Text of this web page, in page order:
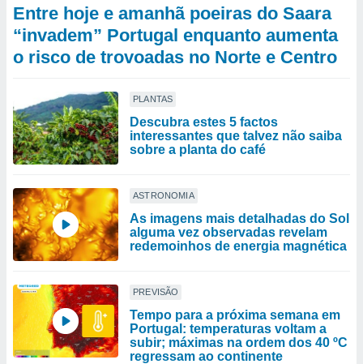
Entre hoje e amanhã poeiras do Saara
“invadem” Portugal enquanto aumenta
o risco de trovoadas no Norte e Centro
PLANTAS
Descubra estes 5 factos
interessantes que talvez não saiba
sobre a planta do café
ASTRONOMIA
As imagens mais detalhadas do Sol
alguma vez observadas revelam
redemoinhos de energia magnética
PREVISÃO
Tempo para a próxima semana em
Portugal: temperaturas voltam a
subir; máximas na ordem dos 40 ºC
regressam ao continente